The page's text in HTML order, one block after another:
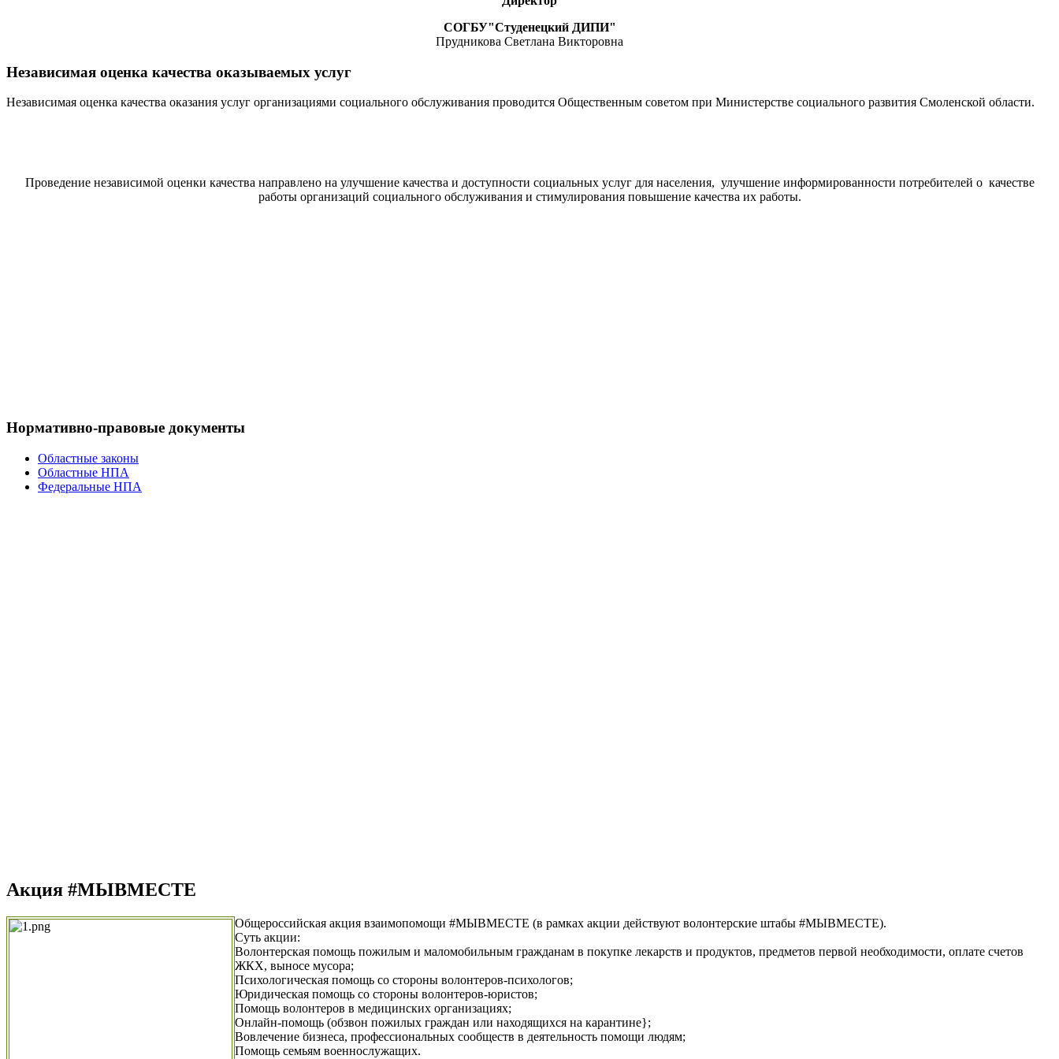
СОГБУ"Студенецкий ДИПИ"
Прудникова Светлана Викторовна
Независимая оценка качества оказываемых услуг
Независимая оценка качества оказания услуг организациями социального обслуживания проводится Общественным советом при Министерстве социального развития Смоленской области.
Проведение независимой оценки качества направлено на улучшение качества и доступности социальных услуг для населения, улучшение информированности потребителей о качестве
работы организаций социального обслуживания и стимулирования повышение качества их работы.
Нормативно-правовые документы
Областные законы
Областные НПА
Федеральные НПА
Акция #МЫВМЕСТЕ
Общероссийская акция взаимопомощи #МЫВМЕСТЕ (в рамках акции действуют волонтерские штабы #МЫВМЕСТЕ).
Суть акции:
Волонтерская помощь пожилым и маломобильным гражданам в покупке лекарств и продуктов, предметов первой необходимости, оплате счетов
ЖКХ, выносе мусора;
Психологическая помощь со стороны волонтеров-психологов;
Юридическая помощь со стороны волонтеров-юристов;
Помощь волонтеров в медицинских организациях;
Онлайн-помощь (обзвон пожилых граждан или находящихся на карантине};
Вовлечение бизнеса, профессиональных сообществ в деятельность помощи людям;
Помощь семьям военнослужащих.